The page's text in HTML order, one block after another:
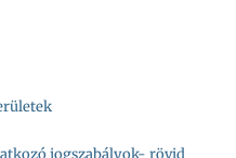
jogszabályok- rövid